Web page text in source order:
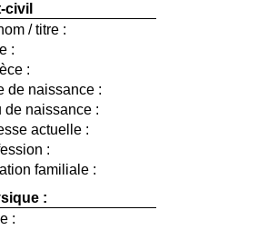
civil
/ titre :
:
:
de naissance :
de naissance :
actuelle :
:
familiale :
:
: